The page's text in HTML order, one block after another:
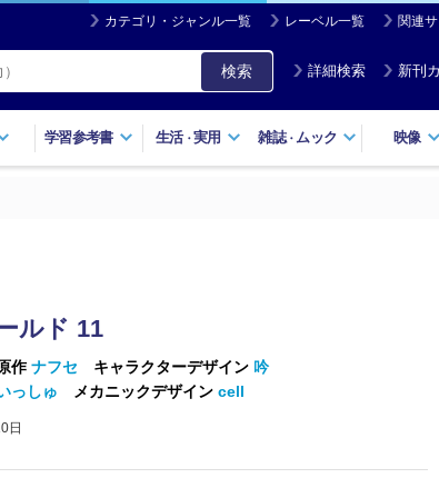
カテゴリ・ジャンル一覧 レーベル一覧 関連サ
検索 詳細検索 新刊
学習参考書 生活・実用 雑誌・ ムック 映像
ルド 11
作ナフセ キャラクターデザイン 吟
っしゅ メカニックデザイン cell
日